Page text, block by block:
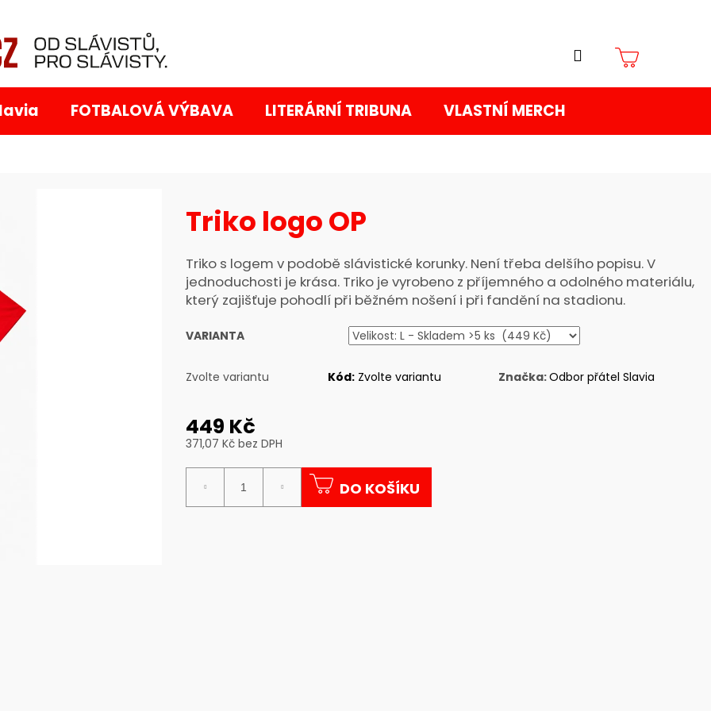
FOTBALOVÁ VÝBAVA LITERÁRNÍ TRIBUNA VLASTNÍ MERCH
PřihlášeníNákupní
Triko logo OP
Triko s logem v podobě slávistické korunky. Není třeba delšího popisu. V
jednoduchosti je krása. Triko je vyrobeno z příjemného a odolného materiálu,
který zajišťuje pohodlí při běžném nošení i při fandění na stadionu.
VARIANTA
Zvolte variantu Kód: Zvolte variantu Značka:Odbor přátel Slavia
449 Kč
371,07 Kč bez DPH
cena:
DO KOŠÍKU
Co potřebujete najít?